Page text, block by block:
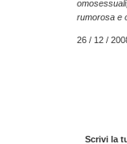
rumorosa e
26 / 12 /
Scrivi la